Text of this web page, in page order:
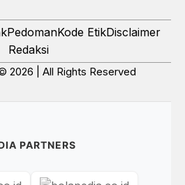
PedomanKode EtikDisclaimer
Redaksi
2026 | All Rights Reserved
PARTNERS